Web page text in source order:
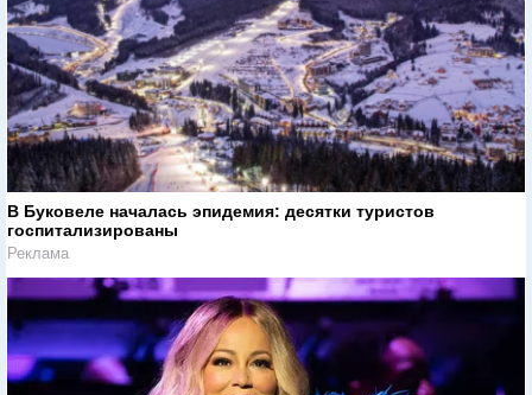
В Буковеле началась эпидемия: десятки туристов
госпитализированы
Реклама